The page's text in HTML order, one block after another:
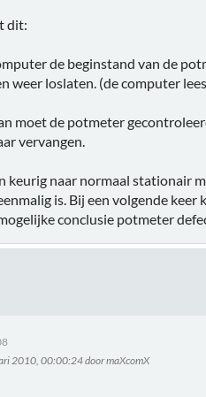
dit:
de beginstand van de
weer loslaten. (de computer
moet de potmeter
vervangen.
keurig naar normaal stationair
is. Bij een volgende
conclusie potmeter
2010, 00:00:24 door maXcomX